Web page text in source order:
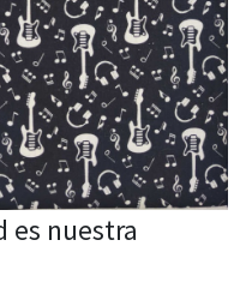
es nuestra